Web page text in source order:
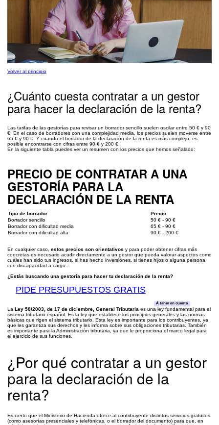
Volver al principio
¿Cuánto cuesta contratar a un gestor
para hacer la declaración de la renta?
Las tarifas de las gestorías para revisar un borrador sencillo suelen oscilar entre 50 € y 90
€. En el caso de borradores con una complejidad media, los precios suelen moverse entre
65 € y 90 €. Y cuando el borrador de la declaración de la renta es más complejo, es
posible encontrarse con cifras entre 90 € y 200 €.
En la siguiente tabla puedes ver un resumen con los precios que hemos señalado:
PRECIO DE CONTRATAR A UNA
GESTORÍA PARA LA
DECLARACIÓN DE LA RENTA
Tipo de borrador
Precio
Borrador sencillo
50 € - 90 €
Borrador con dificultad media
65 € - 90 €
Borrador con dificultad alta
90 € - 200 €
En cualquier caso, estos precios son orientativos y para poder obtener cifras más
concretas es necesario acudir directamente a un gestor que pueda valorar aspectos como
cuáles han sido tus ingresos, si has hecho inversiones, si tienes hijos o alguna persona
con discapacidad a cargo...
¿Estás buscando una gestoría para hacer tu declaración de la renta?
PIDE PRESUPUESTOS GRATIS
A tener en cuenta
La Ley 58/2003, de 17 de diciembre, General Tributaria es una ley fundamental para el
sistema tributario español. Es la ley que establece los principios generales y las normas
básicas que rigen el sistema tributario. Esta ley es importante para los contribuyentes, ya
que les garantiza sus derechos y les informa sobre sus obligaciones tributarias. También
es importante para la Administración tributaria, ya que le proporciona el marco legal para
el ejercicio de sus funciones.
¿Por qué contratar a un gestor
para la declaración de la
renta?
Es cierto que el Ministerio de Hacienda ofrece al contribuyente distintos servicios gratuitos
(como asesorías presenciales y telefónicas, o el borrador del documento) para que, en